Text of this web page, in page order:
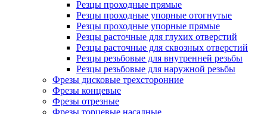
Резцы проходные прямые
Резцы проходные упорные отогнутые
Резцы проходные упорные прямые
Резцы расточные для глухих отверстий
Резцы расточные для сквозных отверстий
Резцы резьбовые для внутренней резьбы
Резцы резьбовые для наружной резьбы
Фрезы дисковые трехсторонние
Фрезы концевые
Фрезы отрезные
Фрезы торцевые насадные